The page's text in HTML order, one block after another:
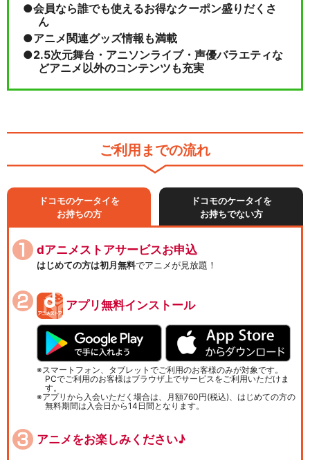
会員なら誰でも使えるお得なクーポン盛りだくさ
ん
アニメ関連グッズ情報も満載
2.5次元舞台・アニソンライブ・声優バラエティな
どアニメ以外のコンテンツも充実
ご利用までの流れ
ドコモのケータイを
お持ちの方
ドコモのケータイを
お持ちでない方
dアニメストアサービスお申込
はじめての方は初月無料でアニメが見放題！
アプリ無料インストール
スマートフォン、タブレットでご利用のお客様のみが対象です。
PCでご利用のお客様はブラウザ上でサービスをご利用いただけま
す。
アプリから入会いただく場合は、月額760円(税込)、はじめての方の
無料期間は入会日から14日間となります。
アニメをお楽しみください♪